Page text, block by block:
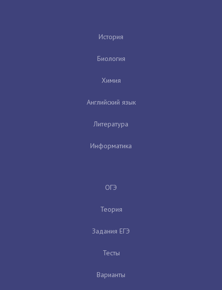
История
Биология
Химия
Английский язык
Литература
Информатика
ОГЭ
Теория
Задания ЕГЭ
Тесты
Варианты